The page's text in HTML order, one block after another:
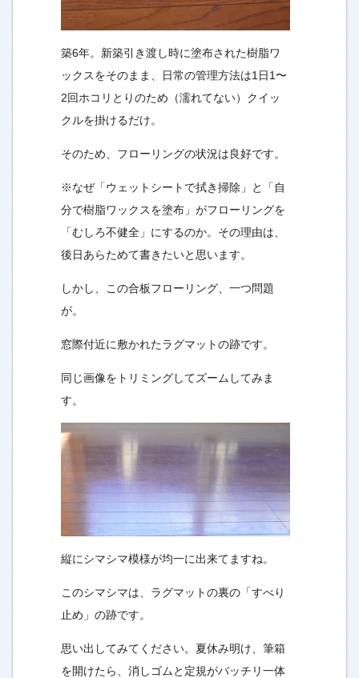
築6年。新築引き渡し時に塗布された樹脂ワ
ックスをそのまま、日常の管理方法は1日1〜
2回ホコリとりのため（濡れてない）クイッ
クルを掛けるだけ。
そのため、フローリングの状況は良好です。
※なぜ「ウェットシートで拭き掃除」と「自
分で樹脂ワックスを塗布」がフローリングを
「むしろ不健全」にするのか。その理由は、
後日あらためて書きたいと思います。
しかし、この合板フローリング、一つ問題
が。
窓際付近に敷かれたラグマットの跡です。
同じ画像をトリミングしてズームしてみま
す。
縦にシマシマ模様が均一に出来てますね。
このシマシマは、ラグマットの裏の「すべり
止め」の跡です。
思い出してみてください。夏休み明け、筆箱
を開けたら、消しゴムと定規がバッチリ一体